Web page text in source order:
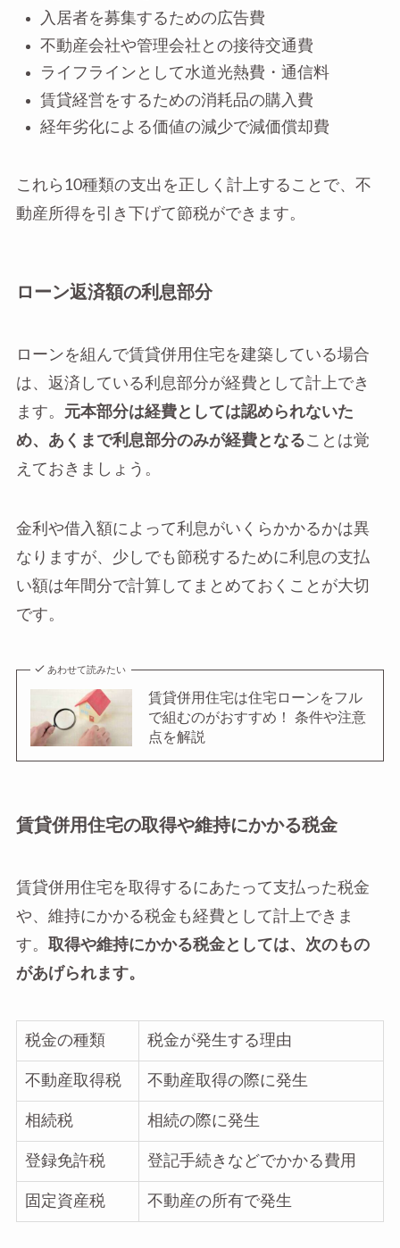
入居者を募集するための広告費
不動産会社や管理会社との接待交通費
ライフラインとして水道光熱費・通信料
賃貸経営をするための消耗品の購入費
経年劣化による価値の減少で減価償却費
これら10種類の支出を正しく計上することで、不
動産所得を引き下げて節税ができます。
ローン返済額の利息部分
ローンを組んで賃貸併用住宅を建築している場合
は、返済している利息部分が経費として計上でき
ます。 元本部分は経費としては認められないた
め、あくまで利息部分のみが経費となることは覚
えておきましょう。
金利や借入額によって利息がいくらかかるかは異
なりますが、少しでも節税するために利息の支払
い額は年間分で計算してまとめておくことが大切
です。
あわせて読みたい
賃貸併用住宅は住宅ローンをフル
で組むのがおすすめ！ 条件や注意
点を解説
賃貸併用住宅の取得や維持にかかる税金
賃貸併用住宅を取得するにあたって支払った税金
や、維持にかかる税金も経費として計上できま
す。 取得や維持にかかる税金としては、次のもの
があげられます。
税金の種類 税金が発生する理由
不動産取得税 不動産取得の際に発生
相続税 相続の際に発生
登録免許税 登記手続きなどでかかる費用
固定資産税 不動産の所有で発生